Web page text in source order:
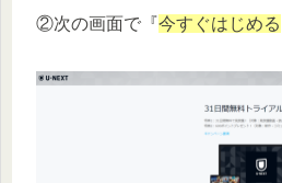
②次の画面で『 今すぐはじめる